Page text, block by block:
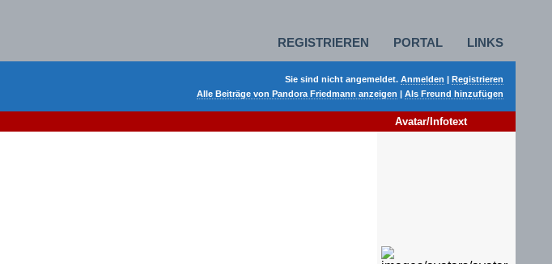
REGISTRIEREN PORTAL LINKS
Sie sind nicht angemeldet. Anmelden | Registrieren
Alle Beiträge von Pandora Friedmann anzeigen | Als Freund hinzufügen
Avatar/Infotext